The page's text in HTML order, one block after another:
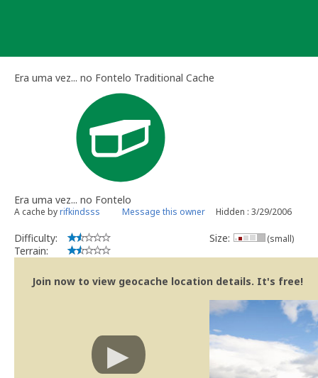
Era uma vez... no Fontelo Traditional Cache
Era uma vez... no Fontelo
A cache byrifkindsss Message this owner Hidden : 3/29/2006
Difficulty:
Terrain:
Size: (small)
Join now to view geocache location details. It's free!